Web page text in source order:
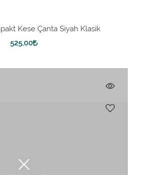
Kese Çanta Siyah Klasik
525,00